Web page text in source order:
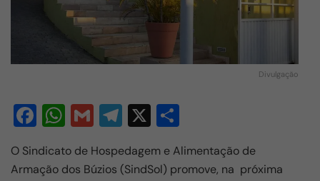
Divulgação
F
a
c
W
at
G
ail
T
el
e
X
h
ar
O Sindicato de Hospedagem e Alimentação de
Armação dos Búzios (SindSol) promove, na próxima